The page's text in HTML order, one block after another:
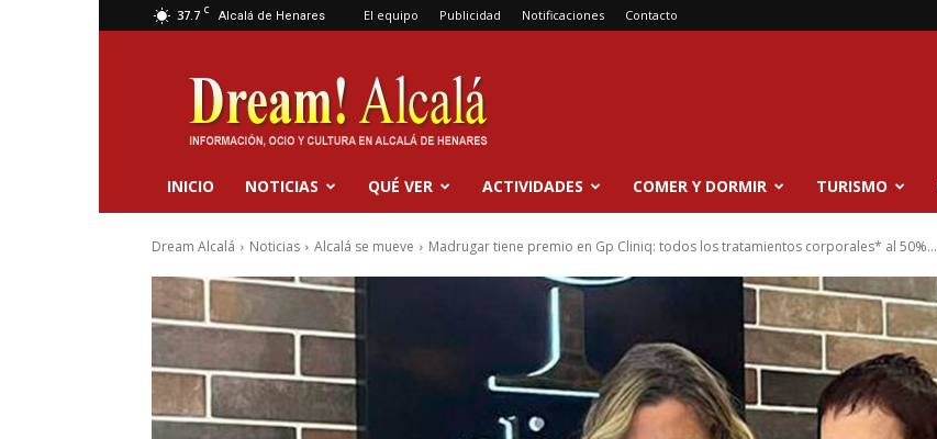
37.7 C Alcalá de Henares El equipo Publicidad Notificaciones Contacto
Dream
Alcalá
INICIO NOTICIAS QUÉ VER ACTIVIDADES COMER Y DORMIR TURISMO
Dream Alcalá Noticias Alcalá se mueve Madrugar tiene premio en Gp Cliniq: todos los tratamientos corporales* al 50%...